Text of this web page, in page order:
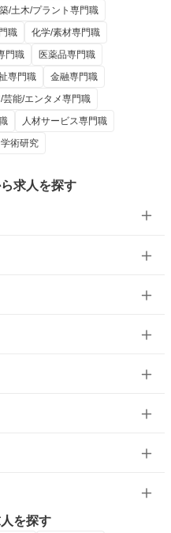
/土木/プラント専門職
職
化学/素材専門職
門職
医薬品専門職
専門職
金融専門職
芸能/エンタメ専門職
人材サービス専門職
学術研究
求人を探す
を探す